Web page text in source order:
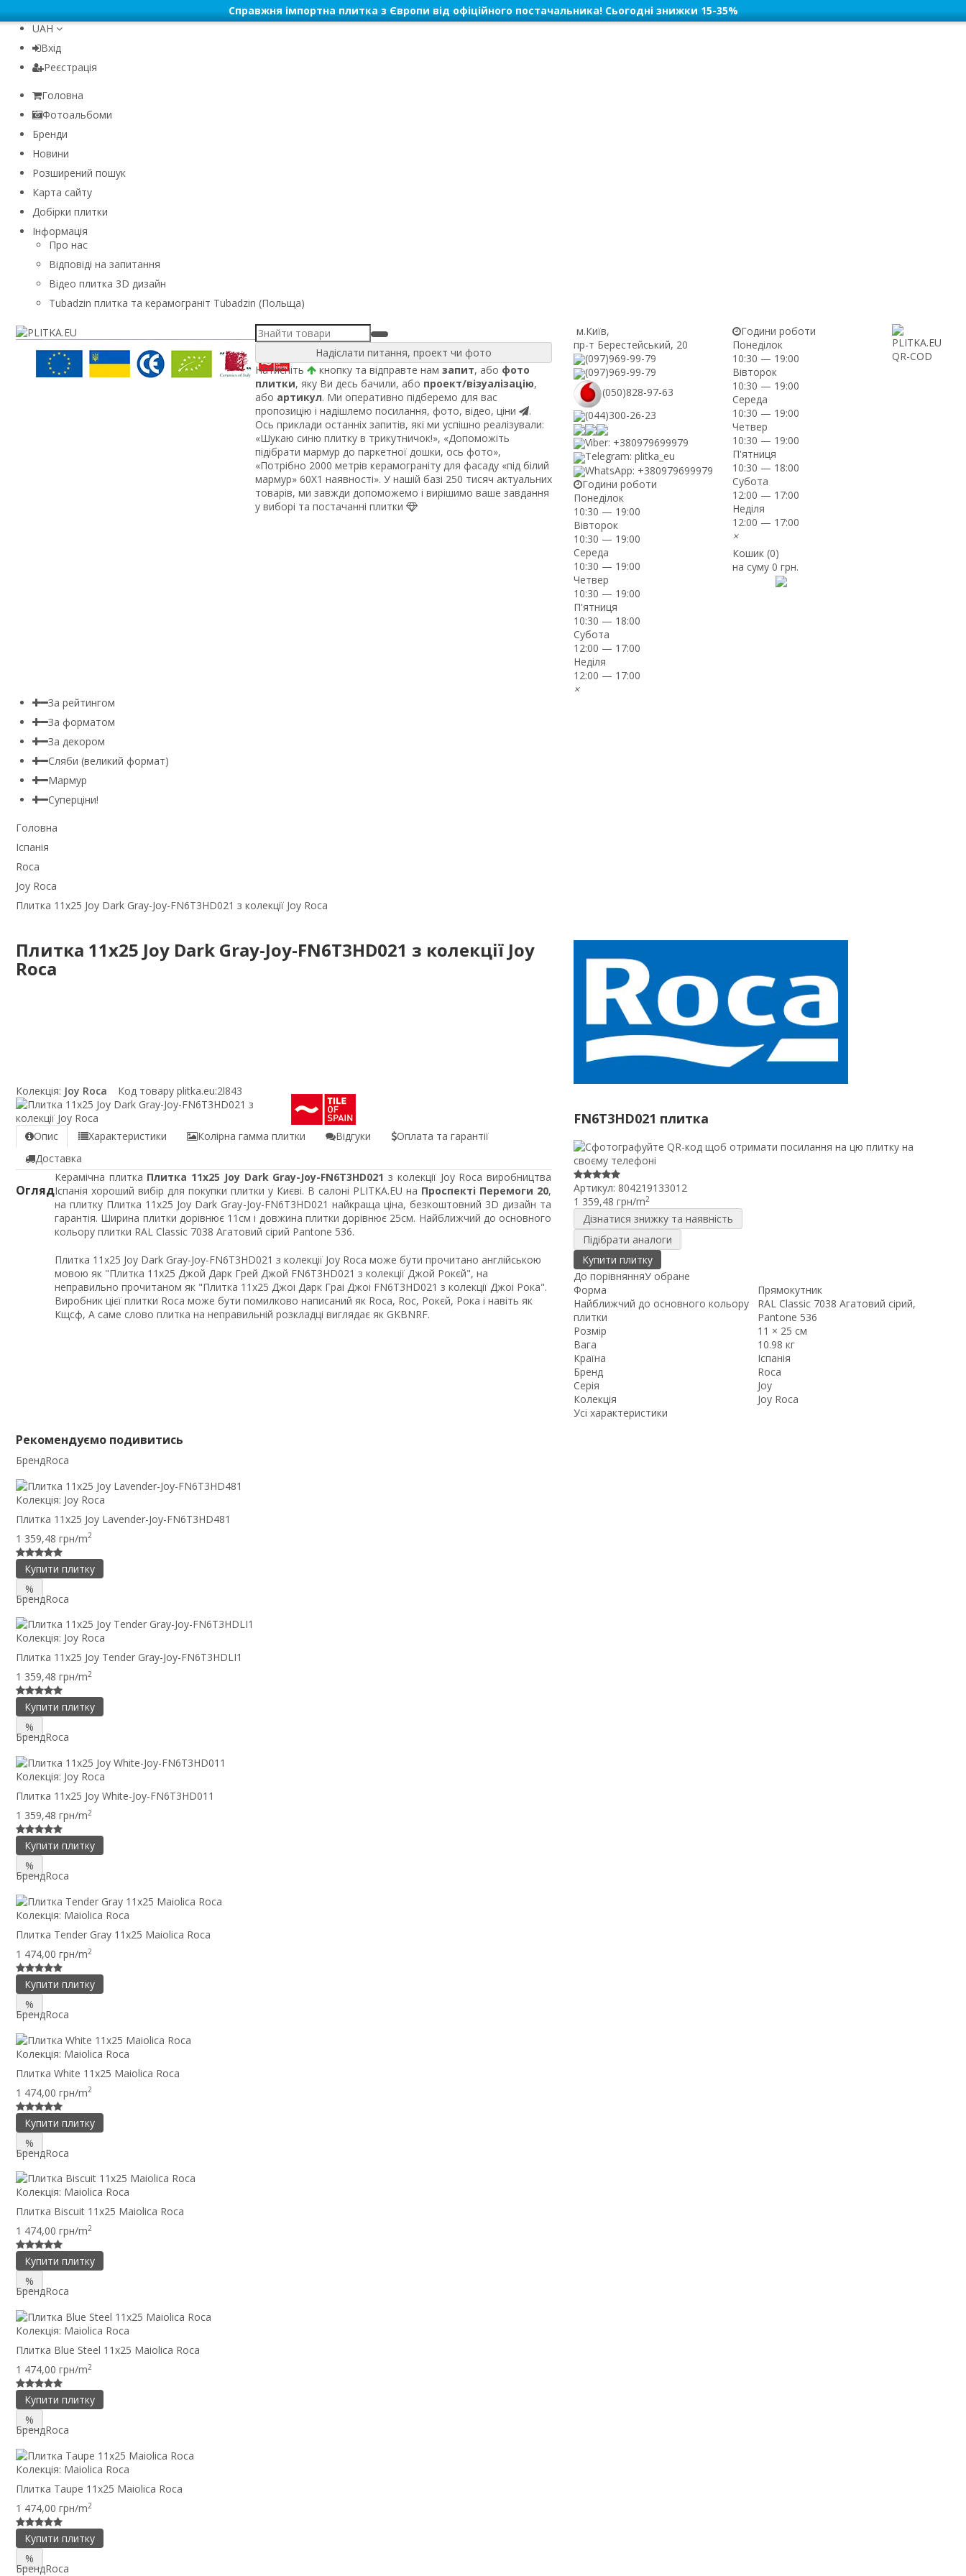
Справжня імпортна плитка з Європи від офіційного постачальника! Сьогодні знижки 15-35%
UAH
Вхід
Реєстрація
Головна
Фотоальбоми
Бренди
Новини
Розширений пошук
Карта сайту
Добірки плитки
Інформація
Про нас
Відповіді на запитання
Відео плитка 3D дизайн
Tubadzin плитка та керамограніт Tubadzin (Польща)
Надіслати питання, проект чи фото
Натисніть
кнопку та відправте нам запит, або фото
плитки, яку Ви десь бачили, або проект/візуалізацію,
або артикул. Ми оперативно підберемо для вас
пропозицію і надішлемо посилання, фото, відео, ціни
.
Ось приклади останніх запитів, які ми успішно реалізували:
«Шукаю синю плитку в трикутничок!», «Допоможіть
підібрати мармур до паркетної дошки, ось фото»,
«Потрібно 2000 метрів керамограніту для фасаду «під білий
мармур» 60Х1 наявності». У нашій базі 250 тисяч актуальних
товарів, ми завжди допоможемо і вирішимо ваше завдання
у виборі та постачанні плитки
м.Київ,
пр-т Берестейський, 20
(097)969-99-79
(097)969-99-79
(050)828-97-63
(044)300-26-23
Viber: +380979699979
Telegram: plitka_eu
WhatsApp: +380979699979
Години роботи
Понеділок
10:30 — 19:00
Вівторок
10:30 — 19:00
Середа
10:30 — 19:00
Четвер
10:30 — 19:00
П'ятниця
10:30 — 18:00
Субота
12:00 — 17:00
Неділя
12:00 — 17:00
×
Години роботи
Понеділок
10:30 — 19:00
Вівторок
10:30 — 19:00
Середа
10:30 — 19:00
Четвер
10:30 — 19:00
П'ятниця
10:30 — 18:00
Субота
12:00 — 17:00
Неділя
12:00 — 17:00
×
Кошик (0)
на суму0 грн.
За рейтингом
За форматом
За декором
Сляби (великий формат)
Мармур
Суперціни!
Головна
Іспанія
Roca
Joy Roca
Плитка 11x25 Joy Dark Gray-Joy-FN6T3HD021 з колекції Joy Roca
Плитка 11x25 Joy Dark Gray-Joy-FN6T3HD021 з колекції Joy
Roca
Колекція: Joy Roca Код товару plitka.eu:2l843
Опис Характеристики Колірна гамма плитки Відгуки
Оплата та гарантії
Доставка
Огляд
Керамічна плитка Плитка 11x25 Joy Dark Gray-Joy-FN6T3HD021 з колекції Joy Roca виробництва
Іспанія хороший вибір для покупки плитки у Києві. В салоні PLITKA.EU на Проспекті Перемоги 20,
на плитку Плитка 11x25 Joy Dark Gray-Joy-FN6T3HD021 найкраща ціна, безкоштовний 3D дизайн та
гарантія. Ширина плитки дорівнює 11см і довжина плитки дорівнює 25см. Найближчий до основного
кольору плитки RAL Classic 7038 Агатовий сірий Pantone 536.
Плитка 11x25 Joy Dark Gray-Joy-FN6T3HD021 з колекції Joy Roca може бути прочитано англійською
мовою як "Плитка 11x25 Джой Дарк Грей Джой FN6T3HD021 з колекції Джой Рокєй", на
неправильно прочитаном як "Плитка 11x25 Джоі Дарк Граі Джоі FN6T3HD021 з колекції Джоі Рока".
Виробник цієї плитки Roca може бути помилково написаний як Roca, Roc, Рокєй, Рока і навіть як
Кщсф, А саме слово плитка на неправильній розкладці виглядає як GKBNRF.
FN6T3HD021 плитка
Артикул: 804219133012
1 359,48 грн/m2
Дізнатися знижку та наявність
Підібрати аналоги
Купити плитку
До порівнянняУ обране
Форма
Прямокутник
Найближчий до основного кольору
плитки
RAL Classic 7038 Агатовий сірий,
Pantone 536
Розмір
11 × 25 см
Вага
10.98 кг
Країна
Іспанія
Бренд
Roca
Серія
Joy
Колекція
Joy Roca
Усі характеристики
Рекомендуємо подивитись
БрендRoca
Колекція: Joy Roca
Плитка 11x25 Joy Lavender-Joy-FN6T3HD481
1 359,48 грн/m2
Купити плитку
%
БрендRoca
Колекція: Joy Roca
Плитка 11x25 Joy Tender Gray-Joy-FN6T3HDLI1
1 359,48 грн/m2
Купити плитку
%
БрендRoca
Колекція: Joy Roca
Плитка 11x25 Joy White-Joy-FN6T3HD011
1 359,48 грн/m2
Купити плитку
%
БрендRoca
Колекція: Maiolica Roca
Плитка Tender Gray 11x25 Maiolica Roca
1 474,00 грн/m2
Купити плитку
%
БрендRoca
Колекція: Maiolica Roca
Плитка White 11x25 Maiolica Roca
1 474,00 грн/m2
Купити плитку
%
БрендRoca
Колекція: Maiolica Roca
Плитка Biscuit 11x25 Maiolica Roca
1 474,00 грн/m2
Купити плитку
%
БрендRoca
Колекція: Maiolica Roca
Плитка Blue Steel 11x25 Maiolica Roca
1 474,00 грн/m2
Купити плитку
%
БрендRoca
Колекція: Maiolica Roca
Плитка Taupe 11x25 Maiolica Roca
1 474,00 грн/m2
Купити плитку
%
БрендRoca